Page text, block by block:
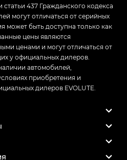
437 Гражданского кодекса
могут отличаться от серийных
может быть доступна только как
цены являются
ценами и могут отличаться от
у официальных дилеров.
автомобилей,
приобретения и
дилеров EVOLUTE.